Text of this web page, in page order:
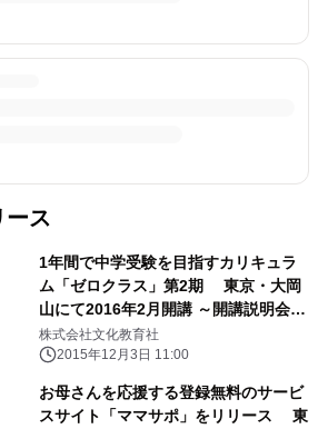
ース
1年間で中学受験を目指すカリキュラ
ム「ゼロクラス」第2期 東京・大岡
山にて2016年2月開講 ～開講説明会を
12月13日・17日、1月22日に開催～
株式会社文化教育社
2015年12月3日 11:00
お母さんを応援する登録無料のサービ
スサイト「ママサポ」をリリース 東